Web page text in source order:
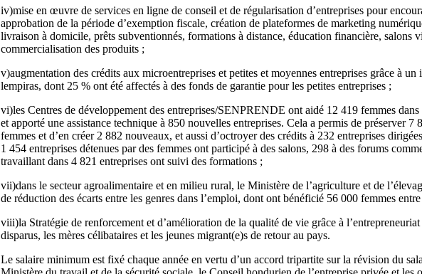
iv)mise en œuvre de services en ligne de conseil et de régularisation d’entreprises pour
approbation de la période d’exemption fiscale, création de plateformes de marketing
livraison à domicile, prêts subventionnés, formations à distance, éducation financière, salons
commercialisation des produits ;
v)augmentation des crédits aux microentreprises et petites et moyennes entreprises grâce à
lempiras, dont 25 % ont été affectés à des fonds de garantie pour les petites entreprises ;
vi)les Centres de développement des entreprises/SENPRENDE ont aidé 12 419 femmes
et apporté une assistance technique à 850 nouvelles entreprises. Cela a permis de préserver 7
femmes et d’en créer 2 882 nouveaux, et aussi d’octroyer des crédits à 232 entreprises
1 454 entreprises détenues par des femmes ont participé à des salons, 298 à des forums
travaillant dans 4 821 entreprises ont suivi des formations ;
vii)dans le secteur agroalimentaire et en milieu rural, le Ministère de l’agriculture et de
de réduction des écarts entre les genres dans l’emploi, dont ont bénéficié 56 000 femmes
viii)la Stratégie de renforcement et d’amélioration de la qualité de vie grâce à
disparus, les mères célibataires et les jeunes migrant(e)s de retour au pays.
Le salaire minimum est fixé chaque année en vertu d’un accord tripartite sur la révision du